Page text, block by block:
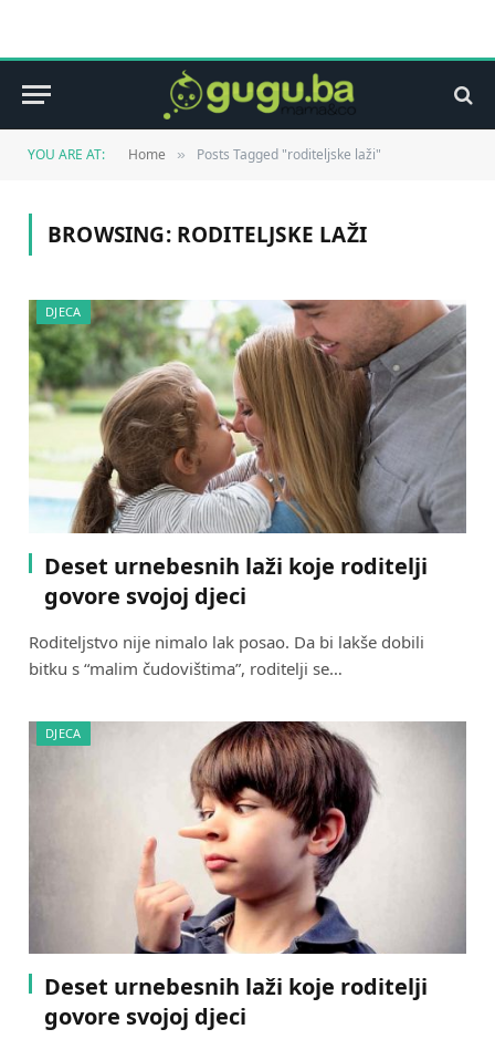
YOU ARE AT: Home » Posts Tagged "roditeljske laži"
BROWSING: RODITELJSKE LAŽI
DJECA
Deset urnebesnih laži koje roditelji
govore svojoj djeci
Roditeljstvo nije nimalo lak posao. Da bi lakše dobili
bitku s “malim čudovištima”, roditelji se…
DJECA
Deset urnebesnih laži koje roditelji
govore svojoj djeci